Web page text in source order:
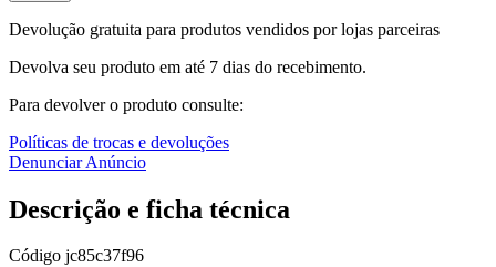
Devolução gratuita para produtos vendidos por lojas parceiras
Devolva seu produto em até 7 dias do recebimento.
Para devolver o produto consulte:
Políticas de trocas e devoluções
Denunciar Anúncio
Descrição e ficha técnica
Código jc85c37f96